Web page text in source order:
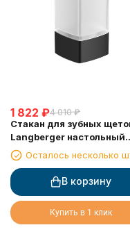
1 822 ₽4 010 ₽
Стакан для зубных
Langberger настольный
черный матовый (11313A-
Осталось несколько
В корзину
Купить в 1 клик